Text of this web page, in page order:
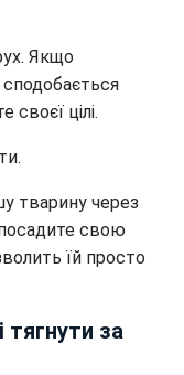
Якщо
своєї цілі.
тварину через
свою
їй просто
тягнути за